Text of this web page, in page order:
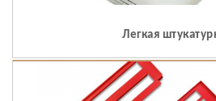
Легкая